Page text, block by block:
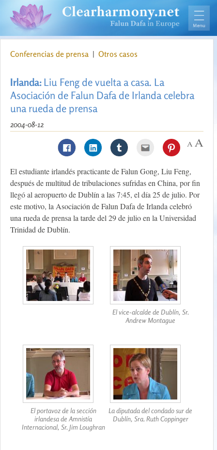
Conferencias de prensa | Otros casos
Irlanda:Liu Feng de vuelta a casa. La
Asociación de Falun Dafa de Irlanda celebra
una rueda de prensa
2004-08-12
El estudiante irlandés practicante de Falun Gong, Liu Feng,
después de multitud de tribulaciones sufridas en China, por fin
llegó al aeropuerto de Dublín a las 7:45, el día 25 de julio. Por
este motivo, la Asociación de Falun Dafa de Irlanda celebró
una rueda de prensa la tarde del 29 de julio en la Universidad
Trinidad de Dublín.
El vice-alcalde de Dublín, Sr.
Andrew Montague
El portavoz de la sección
irlandesa de Amnistía
Internacional, Sr. Jim Loughran
La diputada del condado sur de
Dublín, Sra. Ruth Coppinger